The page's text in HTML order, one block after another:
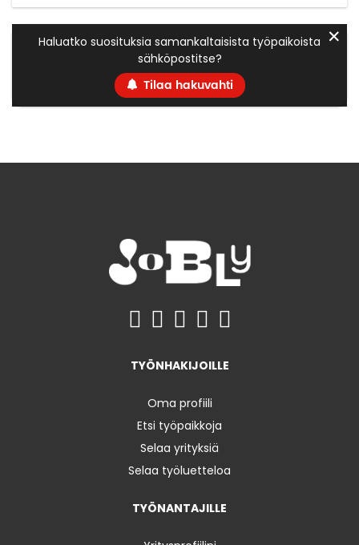
Haluatko suosituksia samankaltaisista työpaikoista
sähköpostitse?
Tilaa hakuvahti
✕
TYÖNHAKIJOILLE
Oma profiili
Etsi työpaikkoja
Selaa yrityksiä
Selaa työluetteloa
TYÖNANTAJILLE